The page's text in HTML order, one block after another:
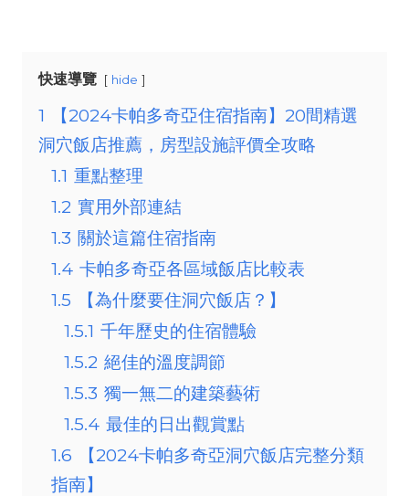
快速導覽 hide
1
【2024卡帕多奇亞住宿指南】20間精選
洞穴飯店推薦，房型設施評價全攻略
1.1 重點整理
1.2 實用外部連結
1.3 關於這篇住宿指南
1.4 卡帕多奇亞各區域飯店比較表
1.5
【為什麼要住洞穴飯店？】
1.5.1 千年歷史的住宿體驗
1.5.2 絕佳的溫度調節
1.5.3 獨一無二的建築藝術
1.5.4 最佳的日出觀賞點
1.6
【2024卡帕多奇亞洞穴飯店完整分類
指南】